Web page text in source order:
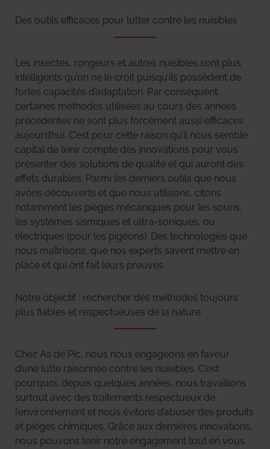
Des outils efficaces pour lutter contre les nuisibles
Les insectes, rongeurs et autres nuisibles sont plus
intelligents qu’on ne le croit puisqu’ils possèdent de
fortes capacités d’adaptation. Par conséquent,
certaines méthodes utilisées au cours des années
précédentes ne sont plus forcément aussi efficaces
aujourd’hui. C’est pour cette raison qu’il nous semble
capital de tenir compte des innovations pour vous
présenter des solutions de qualité et qui auront des
effets durables. Parmi les derniers outils que nous
avons découverts et que nous utilisons, citons
notamment les pièges mécaniques pour les souris,
les systèmes sismiques et ultra-soniques, ou
électriques (pour les pigeons). Des technologies que
nous maîtrisons, que nos experts savent mettre en
place et qui ont fait leurs preuves.
Notre objectif : rechercher des méthodes toujours
plus fiables et respectueuses de la nature
Chez As de Pic, nous nous engageons en faveur
d’une lutte raisonnée contre les nuisibles. C’est
pourquoi, depuis quelques années, nous travaillons
surtout avec des traitements respectueux de
l’environnement et nous évitons d’abuser des produits
et pièges chimiques. Grâce aux dernières innovations,
nous pouvons tenir notre engagement tout en vous